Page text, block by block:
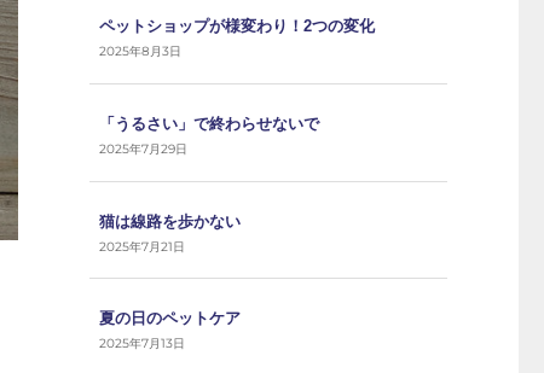
ペットショップが様変わり！2つの変化
2025年8月3日
「うるさい」で終わらせないで
2025年7月29日
猫は線路を歩かない
2025年7月21日
夏の日のペットケア
2025年7月13日